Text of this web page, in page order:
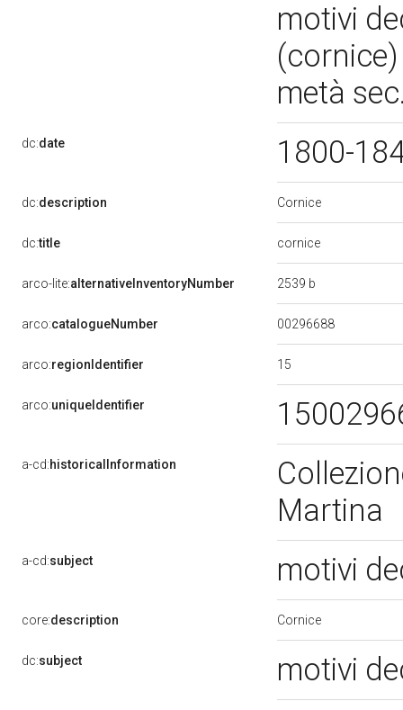
motivi
metà
dc:date 1800-
dc:description Cornice
dc:title cornice
arco-lite:alternativeInventoryNumber 2539 b
arco:catalogueNumber 00296688
arco:regionIdentifier 15
arco:uniqueIdentifier
a-cd:historicalInformation
Martina
a-cd:subject motivi
core:description Cornice
dc:subject motivi